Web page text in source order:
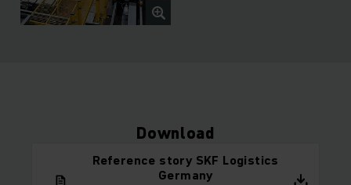
Download
Reference story SKF Logistics
Germany